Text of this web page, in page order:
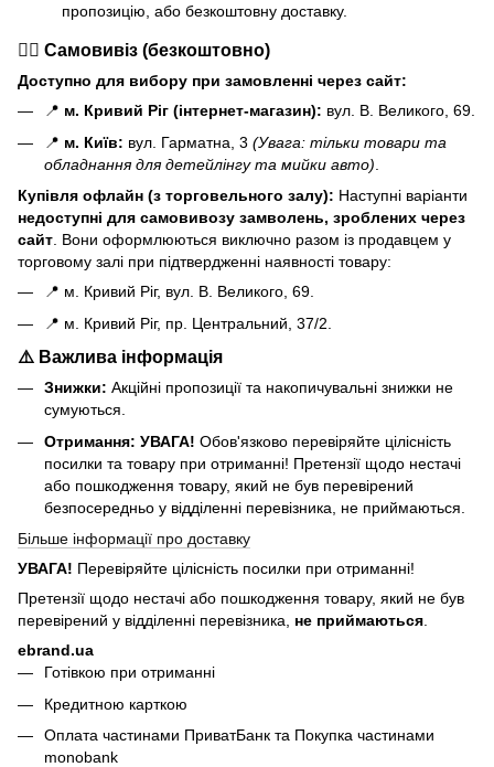
пропозицію, або безкоштовну доставку.
🏃‍♂️ Самовивіз (безкоштовно)
Доступно для вибору при замовленні через сайт:
📍 м. Кривий Ріг (інтернет-магазин): вул. В. Великого, 69.
📍 м. Київ: вул. Гарматна, 3 (Увага: тільки товари та
обладнання для детейлінгу та мийки авто)
Купівля офлайн (з торговельного залу): Наступні варіанти
недоступні для самовивозу замволень, зроблених через
сайт . Вони оформлюються виключно разом із продавцем у
торговому залі при підтвердженні наявності товару:
📍 м. Кривий Ріг, вул. В. Великого, 69.
📍 м. Кривий Ріг, пр. Центральний, 37/2.
⚠️ Важлива інформація
Знижки: Акційні пропозиції та накопичувальні знижки не
сумуються.
Отримання: УВАГА! Обов'язково перевіряйте цілісність
посилки та товару при отриманні! Претензії щодо нестачі
або пошкодження товару, який не був перевірений
безпосередньо у відділенні перевізника, не приймаються.
Більше інформації про доставку
УВАГА! Перевіряйте цілісність посилки при отриманні!
Претензії щодо нестачі або пошкодження товару, який не був
перевірений у відділенні перевізника, не приймаються
ebrand.ua
Готівкою при отриманні
Кредитною карткою
Оплата частинами ПриватБанк та Покупка частинами
monobank